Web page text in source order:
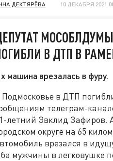
ДЕКТЯРЁВА 10 ДЕКАБРЯ 2021
В ДТП В
машина врезалась в фуру.
Подмосковье в ДТП
телеграм-
летний Эвклид Зафиров.
округе на 65
врезался в
мужчины в легковушке